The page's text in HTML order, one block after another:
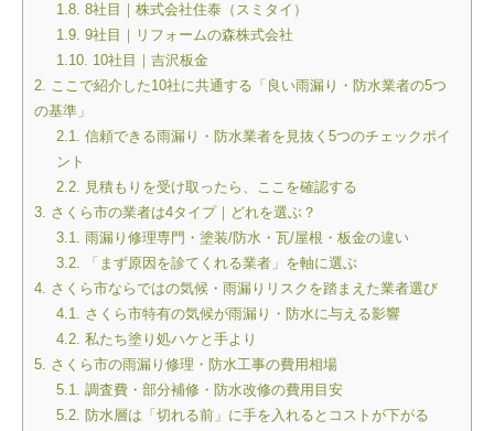
1.8. 8社目｜株式会社住泰（スミタイ）
1.9. 9社目｜リフォームの森株式会社
1.10. 10社目｜吉沢板金
2. ここで紹介した10社に共通する「良い雨漏り・防水業者の5つ
の基準」
2.1. 信頼できる雨漏り・防水業者を見抜く5つのチェックポイ
ント
2.2. 見積もりを受け取ったら、ここを確認する
3. さくら市の業者は4タイプ｜どれを選ぶ？
3.1. 雨漏り修理専門・塗装/防水・瓦/屋根・板金の違い
3.2. 「まず原因を診てくれる業者」を軸に選ぶ
4. さくら市ならではの気候・雨漏りリスクを踏まえた業者選び
4.1. さくら市特有の気候が雨漏り・防水に与える影響
4.2. 私たち塗り処ハケと手より
5. さくら市の雨漏り修理・防水工事の費用相場
5.1. 調査費・部分補修・防水改修の費用目安
5.2. 防水層は「切れる前」に手を入れるとコストが下がる